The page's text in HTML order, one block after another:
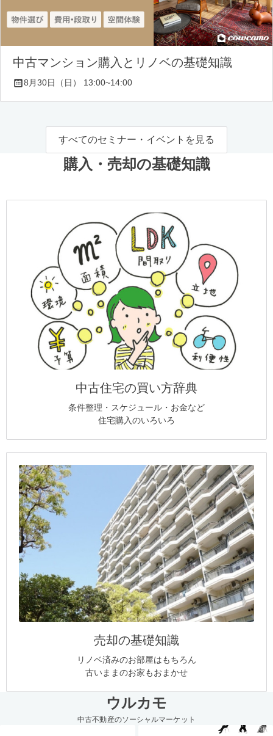
中古マンション購入とリノベの基礎知識
8月30日（日） 13:00~14:00
すべてのセミナー・イベントを見る
購入・売却の基礎知識
中古住宅の買い方辞典
条件整理・スケジュール・お金など
住宅購入のいろいろ
売却の基礎知識
リノベ済みのお部屋はもちろん
古いままのお家もおまかせ
ウルカモ
中古不動産のソーシャルマーケット